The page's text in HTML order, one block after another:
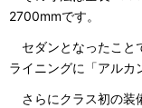
2700mmです。
セダンとなったこと
ライニングに「アルカ
さらにクラス初の装